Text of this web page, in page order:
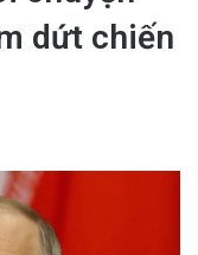
dứt chiến